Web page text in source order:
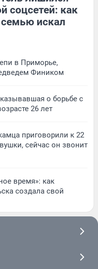
соцсетей: как
искал
в Приморье,
Фиником
о борьбе с
26 лет
приговорили к 22
сейчас он звонит
время»: как
создала свой